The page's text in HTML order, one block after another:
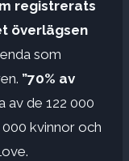
registrerats
överlägsen
som
”70% av
av de 122 000
kvinnor och